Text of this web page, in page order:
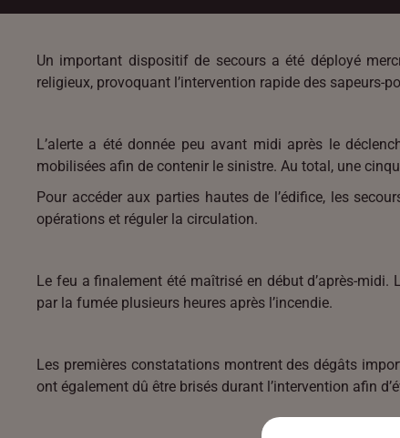
Un important dispositif de secours a été déployé
religieux, provoquant l’intervention rapide des sapeurs-
L’alerte a été donnée peu avant midi après le
mobilisées afin de contenir le sinistre. Au total, une
Pour accéder aux parties hautes de l’édifice, les
opérations et réguler la circulation.
Le feu a finalement été maîtrisé en début d’après-
par la fumée plusieurs heures après l’incendie.
Les premières constatations montrent des dégâts
ont également dû être brisés durant l’intervention afin